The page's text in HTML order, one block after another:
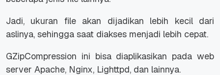
Jadi, ukuran file akan dijadikan lebih kecil dari
aslinya, sehingga saat diakses menjadi lebih cepat.
GZipCompression ini bisa diaplikasikan pada web
server Apache, Nginx, Lighttpd, dan lainnya.